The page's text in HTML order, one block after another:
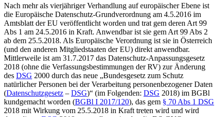
Nach mehr als vierjähriger Verhandlung auf europäischer Ebene ist
die Europäische Datenschutz-Grundverordnung am 4.5.2016 im
Amtsblatt der EU veröffentlicht worden und trat gem deren Art 99
Abs 1 am 24.5.2016 in Kraft. Anwendbar ist sie gem Art 99 Abs 2
ab dem 25.5.2018. Als Europäische Verordnung ist sie in Österreich
(und den anderen Mitgliedstaaten der EU) direkt anwendbar.
Mittlerweile ist am 31.7.2017 das Datenschutz-Anpassungsgesetz
2018 (ohne die Verfassungsbestimmungen der RV) zur Änderung
des DSG 2000 durch das neue „Bundesgesetz zum Schutz
natürlicher Personen bei der Verarbeitung personenbezogener Daten
(Datenschutzgesetz – DSG)“ (im Folgenden: DSG 2018) im BGBl
kundgemacht worden (BGBl I 2017/120), das gem § 70 Abs 1 DSG
2018 mit Wirkung vom 25.5.2018 in Kraft treten wird und wird